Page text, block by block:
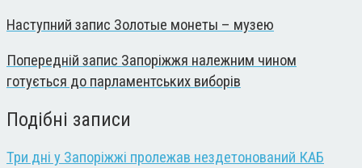
Наступний запис Золотые монеты – музею
Попередній запис Запоріжжя належним чином
готується до парламентських виборів
Подібні записи
Три дні у Запоріжжі пролежав нездетонований КАБ